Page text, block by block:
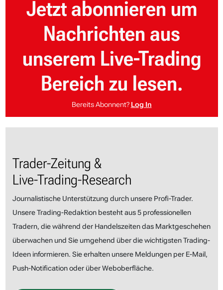
Jetzt abonnieren um
Nachrichten aus
unserem Live-Trading
Bereich zu lesen.
Bereits Abonnent? Log In
Trader-Zeitung &
Live-Trading-Research
Journalistische Unterstützung durch unsere Profi-Trader.
Unsere Trading-Redaktion besteht aus 5 professionellen
Tradern, die während der Handelszeiten das Marktgeschehen
überwachen und Sie umgehend über die wichtigsten Trading-
Ideen informieren. Sie erhalten unsere Meldungen per E-Mail,
Push-Notification oder über Weboberfläche.